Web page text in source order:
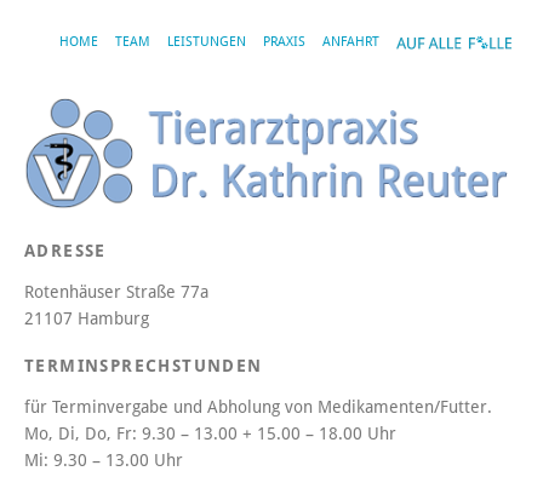
HOME TEAM LEISTUNGEN PRAXIS ANFAHRT
ADRESSE
Rotenhäuser Straße 77a
21107 Hamburg
TERMINSPRECHSTUNDEN
für Terminvergabe und Abholung von Medikamenten/Futter.
Mo, Di, Do, Fr: 9.30 – 13.00 + 15.00 – 18.00 Uhr
Mi: 9.30 – 13.00 Uhr